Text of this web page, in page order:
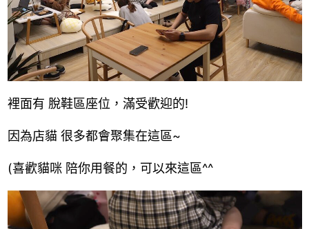
裡面有 脫鞋區座位，滿受歡迎的!
因為店貓 很多都會聚集在這區~
(喜歡貓咪 陪你用餐的，可以來這區^^